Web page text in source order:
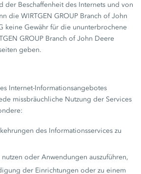
der Beschaffenheit des Internets und von
die WIRTGEN GROUP Branch of John
keine Gewähr für die ununterbrochene
GROUP Branch of John Deere
geben.
Internet-Informationsangebotes
missbräuchliche Nutzung der Services
des Informationsservices zu
oder Anwendungen auszuführen,
der Einrichtungen oder zu einem